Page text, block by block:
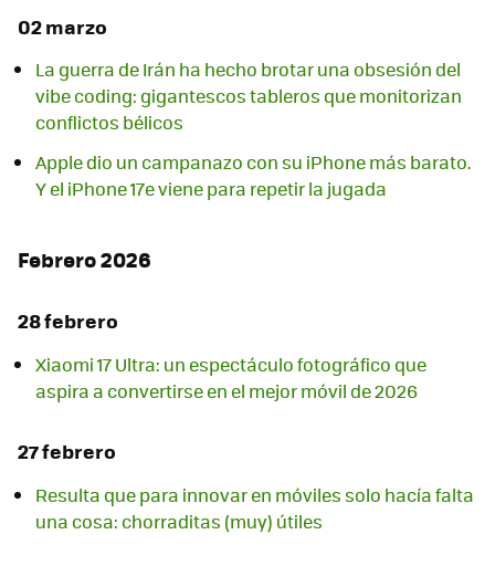
02 marzo
La guerra de Irán ha hecho brotar una obsesión del
vibe coding: gigantescos tableros que monitorizan
conflictos bélicos
Apple dio un campanazo con su iPhone más barato.
Y el iPhone 17e viene para repetir la jugada
Febrero 2026
28 febrero
Xiaomi 17 Ultra: un espectáculo fotográfico que
aspira a convertirse en el mejor móvil de 2026
27 febrero
Resulta que para innovar en móviles solo hacía falta
una cosa: chorraditas (muy) útiles